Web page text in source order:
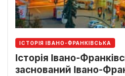
ІСТОРІЯ ІВАНО-ФРАНКІВСЬКА
Історія Івано-
заснований Івано-